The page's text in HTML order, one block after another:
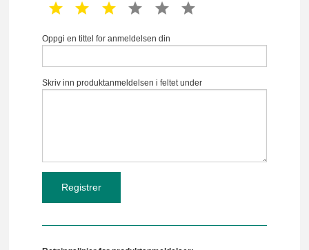
1 star 2 star 3 star 4 star 5 star
Oppgi en tittel for anmeldelsen din
Skriv inn produktanmeldelsen i feltet under